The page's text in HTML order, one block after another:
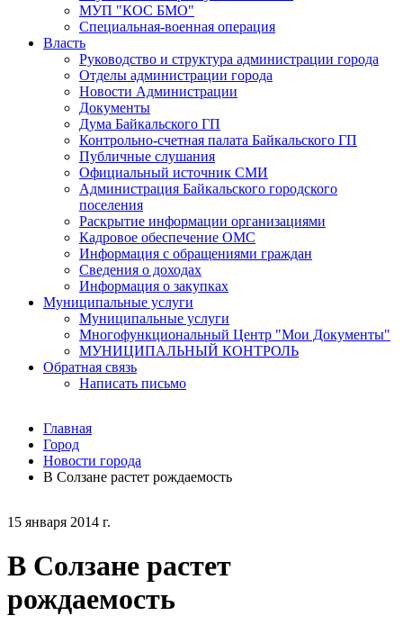
15 января 2014 г.
В Солзане растет
рождаемость
МУП "КОС БМО"
Специальная-военная операция
Власть
Руководство и структура администрации города
Отделы администрации города
Новости Администрации
Документы
Дума Байкальского ГП
Контрольно-счетная палата Байкальского ГП
Публичные слушания
Официальный источник СМИ
Администрация Байкальского городского
поселения
Раскрытие информации организациями
Кадровое обеспечение ОМС
Информация с обращениями граждан
Сведения о доходах
Информация о закупках
Муниципальные услуги
Муниципальные услуги
Многофункциональный Центр "Мои Документы"
МУНИЦИПАЛЬНЫЙ КОНТРОЛЬ
Обратная связь
Написать письмо
Главная
Город
Новости города
В Солзане растет рождаемость